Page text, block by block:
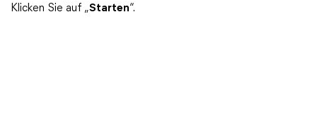
Klicken Sie auf „Starten“.